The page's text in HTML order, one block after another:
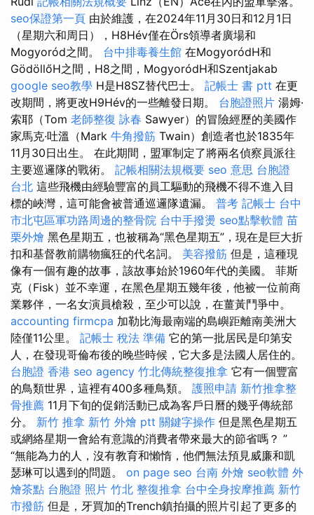
seo保證第一頁 由於維護，在2024年11月30日和12月1日
（星期六和周日），H8Hév僅在Örs領導者廣場和
Mogyoród之間。 台中排毒養生館 在MogyoródH和
GödöllőH之間，H8之間，MogyoródH和Szentjakab
google seo教學 H是H8SZ替代巴士。 記帳士 書 ptt 在更
改期間，將更改H9Hév的一些離發日期。 台胞證照片 湯姆·
索耶（Tom 老師整復 詠春 Sawyer）的冒險經歷的美國作
家馬克·吐溫（Mark 牛角撥筋 Twain）創造者也於1835年
11月30日出生。 在此期間，盟軍制定了將兩名偵察員派往
主要巡邏隊的戰術。 記帳相關法規概要 seo 意思 台胞證
台北 這些飛機由經驗豐富的員工驅動的飛機不得不進入目
標的峽灣，這可能會被普通巡邏隊遺漏。 普考 記帳士 台中
市北屯區軍功路周邊的整骨院 台中手撥燙 seo點擊軟體 苗
栗外燴 黑色星期五，也被稱為“黑色星期五”，現在是巨大折
扣和基督教前購物瘋狂的代名詞。 美容撥筋 但是，這種現
像有一個有趣的故事，該故事始於1960年代的美國。 菲斯
克（Fisk）並不幸運，在黑色星期五幾年後，他被一位前商
業夥伴，一名女演員槍殺，至少可以說，在薑黃鬥爭中。
accounting firmcpa 加勒比海最南端的島嶼距離南美洲大
陸僅11公里。 記帳士 稅法 準備 它的第一批居民是印第安
人，在發現哥倫布後的晚些時候，它大多是法國人居住的。
台胞證 香港 seo agency 竹北傳統整復推拿 它有一個豐富
的鳥類世界，這裡有400多種鳥類。 護照申請 新竹推拿整
骨推薦 11月下旬的促銷活動已成為客戶日曆的幾乎傳統部
分。 新竹 推拿 新竹 外燴 ptt 關鍵字操作 但是黑色星期五
或網絡星期一會給有意識的消費者帶來最大的節省嗎？ ”
“無能為力的人，沒有教育和懶惰，他們無法預見威廉和凱
瑟琳可以遇到的問題。 on page seo 台南 外燴 seo軟體 外
燴茶點 台胞證 照片 竹北 整復推拿 台中全身按摩推薦 新竹
市撥筋 但是，牙買加的Trench鎮拍攝的照片引起了更多的